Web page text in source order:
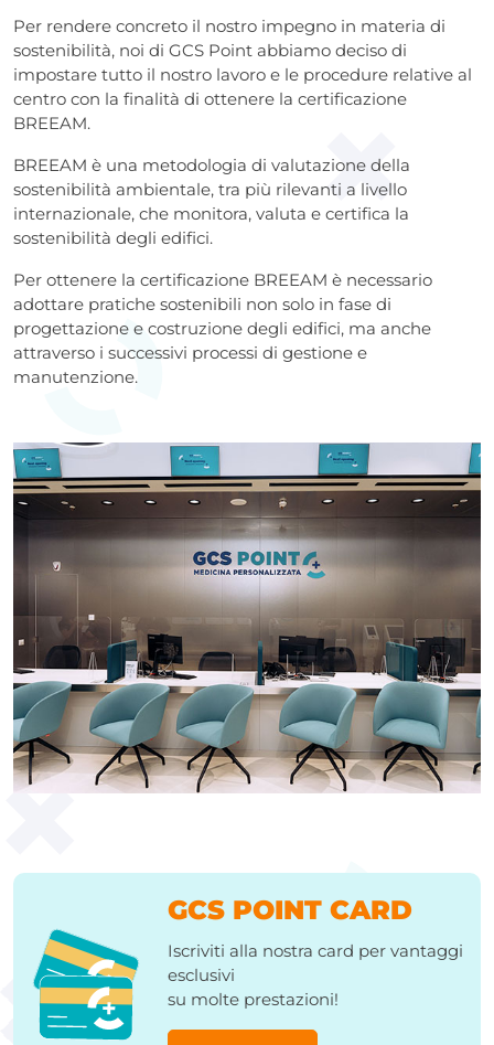
Per rendere concreto il nostro impegno in materia di
sostenibilità, noi di GCS Point abbiamo deciso di
impostare tutto il nostro lavoro e le procedure relative al
centro con la finalità di ottenere la certificazione
BREEAM.
BREEAM è una metodologia di valutazione della
sostenibilità ambientale, tra più rilevanti a livello
internazionale, che monitora, valuta e certifica la
sostenibilità degli edifici.
Per ottenere la certificazione BREEAM è necessario
adottare pratiche sostenibili non solo in fase di
progettazione e costruzione degli edifici, ma anche
attraverso i successivi processi di gestione e
manutenzione.
GCS POINT CARD
Iscriviti alla nostra card per vantaggi
esclusivi
su molte prestazioni!